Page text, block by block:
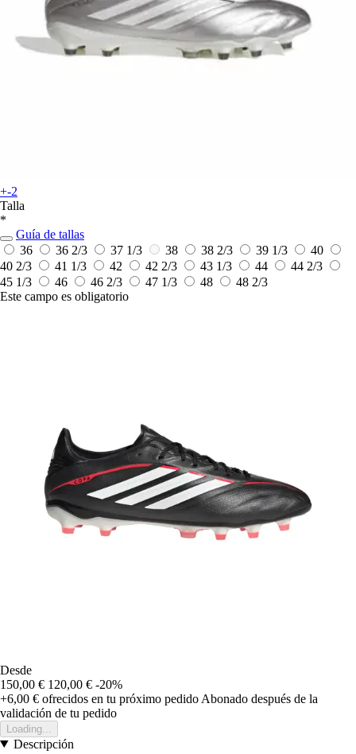
+-2
Talla
*
Guía de tallas
36
36 2/3 37 1/3 38 38 2/3 39 1/3
40
40 2/3
41 1/3 42 42 2/3 43 1/3 44
44 2/3
45 1/3
46 46 2/3 47 1/3 48
48 2/3
Este campo es obligatorio
Desde
150,00 € 120,00 € -20%
+6,00 € ofrecidos en tu próximo pedido Abonado después de la
validación de tu pedido
Loading...
Descripción